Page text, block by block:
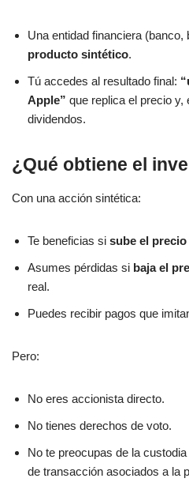
Una entidad financiera (banco,
producto sintético.
Tú accedes al resultado final:
Apple” que replica el precio
dividendos.
¿Qué obtiene el
Con una acción sintética:
Te beneficias si sube el precio
Asumes pérdidas si baja el
real.
Puedes recibir pagos que
Pero:
No eres accionista directo.
No tienes derechos de voto.
No te preocupas de la
de transacción asociados a la